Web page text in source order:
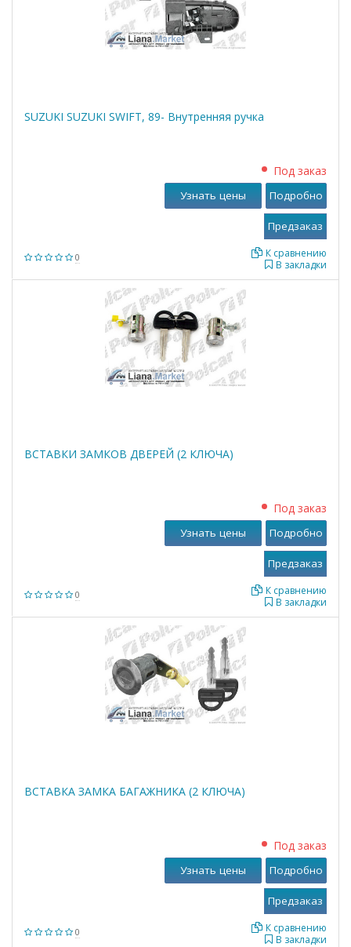
SUZUKI SUZUKI SWIFT, 89- Внутренняя ручка
0
Под заказ
В закладки
К сравнению
Узнать цены Подробно
ВСТАВКИ ЗАМКОВ ДВЕРЕЙ (2 КЛЮЧА)
0
Под заказ
В закладки
К сравнению
Узнать цены Подробно
ВСТАВКА ЗАМКА БАГАЖНИКА (2 КЛЮЧА)
0
Под заказ
В закладки
К сравнению
Узнать цены Подробно